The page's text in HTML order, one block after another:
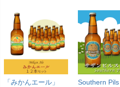
「みかんエール」
Southern